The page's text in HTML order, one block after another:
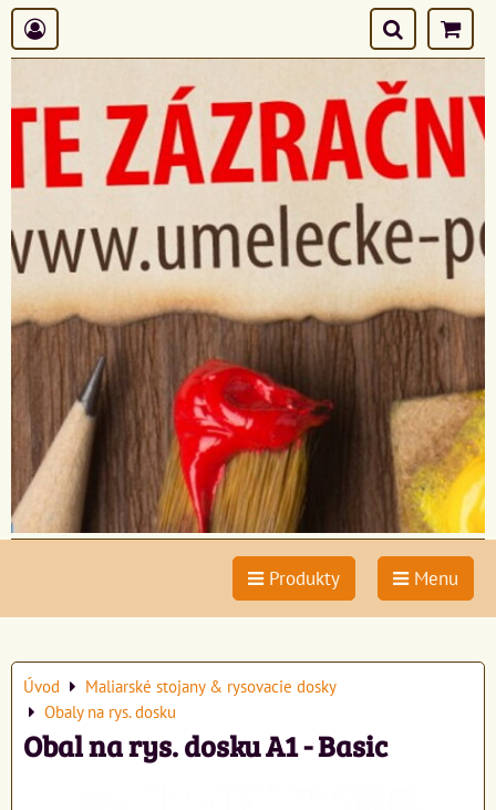
Produkty Menu
Úvod
Maliarské stojany & rysovacie dosky
Obaly na rys. dosku
Obal na rys. dosku A1 - Basic